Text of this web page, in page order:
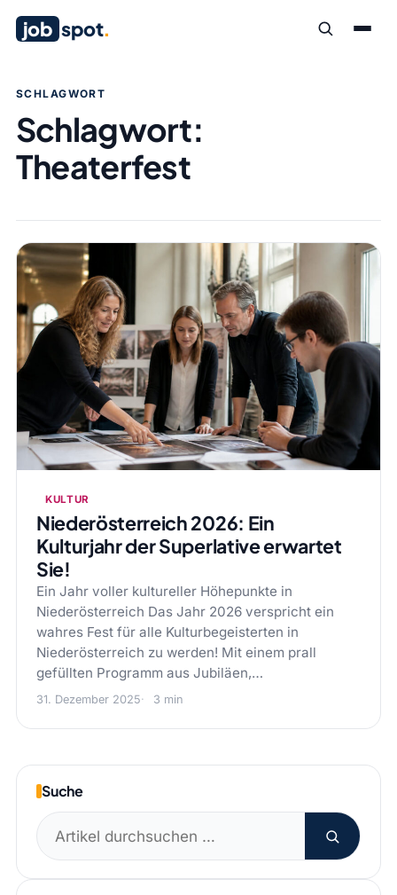
job spot.
SCHLAGWORT
Schlagwort:
Theaterfest
KULTUR
Niederösterreich 2026: Ein
Kulturjahr der Superlative erwartet
Sie!
Ein Jahr voller kultureller Höhepunkte in
Niederösterreich Das Jahr 2026 verspricht ein
wahres Fest für alle Kulturbegeisterten in
Niederösterreich zu werden! Mit einem prall
gefüllten Programm aus Jubiläen,…
31. Dezember 2025 3 min
Suche
Suchen
nach: